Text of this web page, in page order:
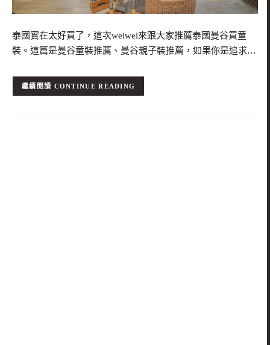
泰國實在太好買了，這次weiwei來跟大家推薦泰國曼谷買童
裝。這篇是曼谷童裝推薦、曼谷親子裝推薦，如果你是追求…
CONTINUE READING